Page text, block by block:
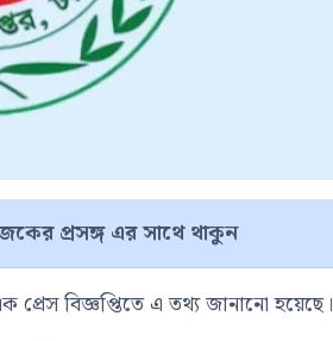
প্রসঙ্গ এর সাথে থাকুন
প্রেস বিজ্ঞপ্তিতে এ তথ্য জানানো হয়েছে।